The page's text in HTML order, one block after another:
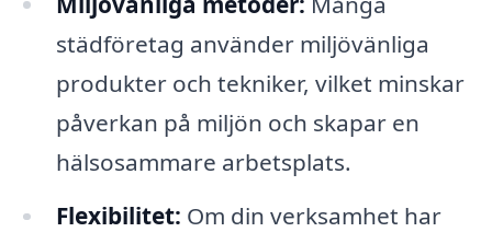
städföretag använder miljövänliga
produkter och tekniker, vilket minskar
påverkan på miljön och skapar en
hälsosammare arbetsplats.
Flexibilitet: Om din verksamhet har